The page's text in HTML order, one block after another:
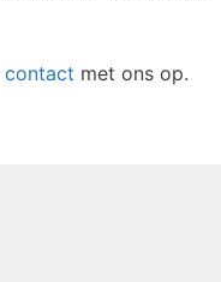
contact met ons op.